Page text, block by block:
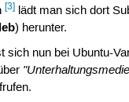
[3]lädt man sich dort
) herunter.
sich nun bei Ubuntu-